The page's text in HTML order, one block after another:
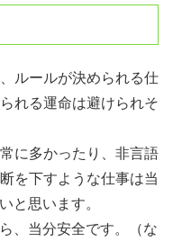
ルールが決められる仕
れる運命は避けられそ
に多かったり、非言語
を下すような仕事は当
と思います。
、当分安全です。（な